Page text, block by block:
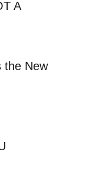
A
the New